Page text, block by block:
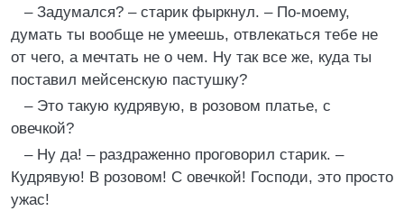
– Задумался? – старик фыркнул. – По-моему,
думать ты вообще не умеешь, отвлекаться тебе не
от чего, а мечтать не о чем. Ну так все же, куда ты
поставил мейсенскую пастушку?
– Это такую кудрявую, в розовом платье, с
овечкой?
– Ну да! – раздраженно проговорил старик. –
Кудрявую! В розовом! С овечкой! Господи, это просто
ужас!